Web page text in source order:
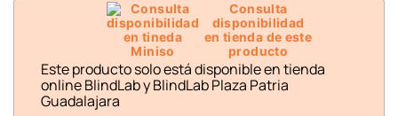
Consulta
disponibilidad
en tienda de este
producto
Este producto solo está disponible en tienda
online BlindLab y BlindLab Plaza Patria
Guadalajara